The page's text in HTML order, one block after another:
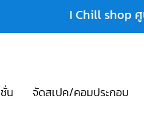
I Chill shop
น จัดสเปค/คอมประกอบ